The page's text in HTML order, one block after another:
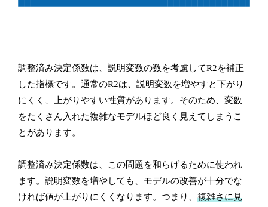
調整済み決定係数は、説明変数の数を考慮してR2を補正
した指標です。通常のR2は、説明変数を増やすと下がり
にくく、上がりやすい性質があります。そのため、変数
をたくさん入れた複雑なモデルほど良く見えてしまうこ
とがあります。
調整済み決定係数は、この問題を和らげるために使われ
ます。説明変数を増やしても、モデルの改善が十分でな
ければ値が上がりにくくなります。つまり、複雑さに見